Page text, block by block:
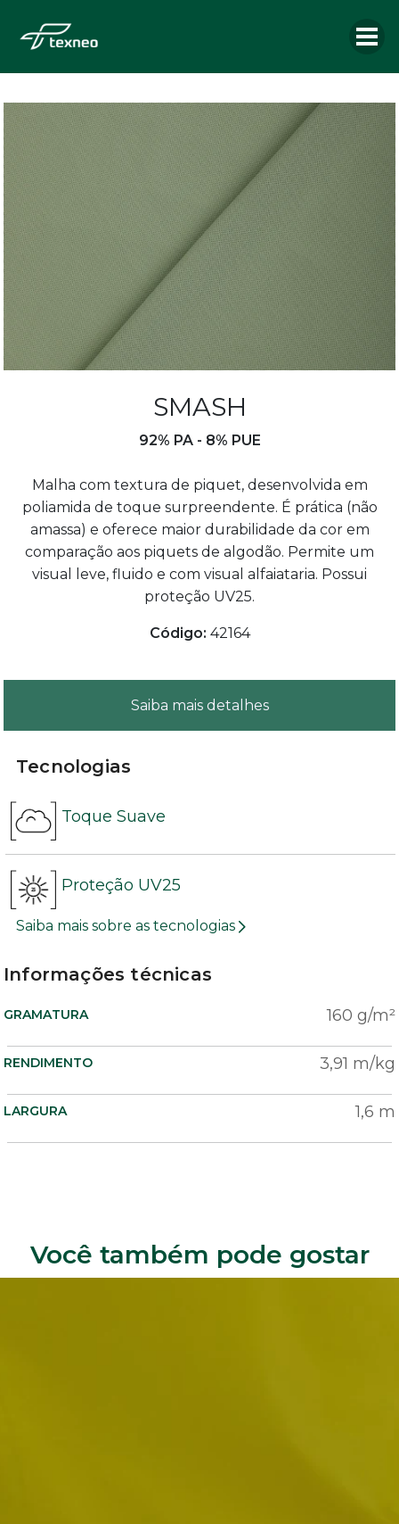
SMASH
92% PA - 8% PUE
Malha com textura de piquet, desenvolvida em
poliamida de toque surpreendente. É prática (não
amassa) e oferece maior durabilidade da cor em
comparação aos piquets de algodão. Permite um
visual leve, fluido e com visual alfaiataria. Possui
proteção UV25.
Código: 42164
Saiba mais detalhes
Tecnologias
Toque Suave
Proteção UV25
Saiba mais sobre as tecnologias
Informações técnicas
GRAMATURA 160 g/m²
RENDIMENTO 3,91 m/kg
LARGURA 1,6 m
Você também pode gostar